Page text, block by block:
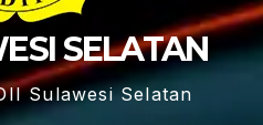
SELATAN
Sulawesi Selatan